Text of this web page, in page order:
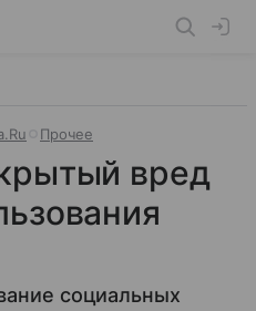
Прочее
вред
социальных